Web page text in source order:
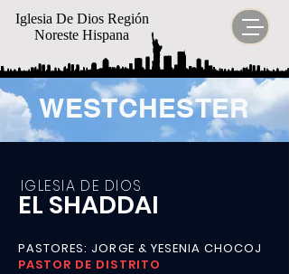
Iglesia De Dios Región
Noreste Hispana
WESTCHESTER
IGLESIA DE DIOS
EL SHADDAI
PASTORES: JORGE & YESENIA CHOCOJ
PASTOR DE DISTRITO